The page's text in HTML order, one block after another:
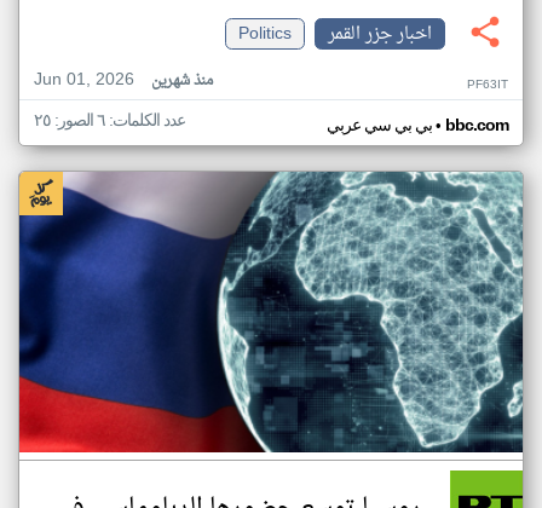
اخبار جزر القمر
Politics
Jun 01, 2026
منذ شهرين PF63IT
بي بي سي عربي• bbc.com عدد الكلمات: ٦ الصور: ٢٥